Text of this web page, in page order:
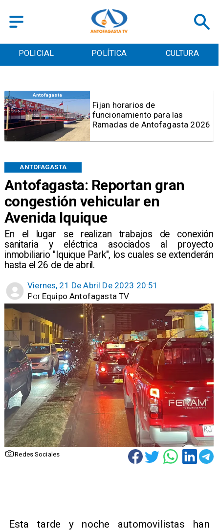
POLICIAL POLÍTICA CULTURA
Antofagasta: Reportan gran
congestión vehicular en
Avenida Iquique
En el lugar se realizan trabajos de conexión
sanitaria y eléctrica asociados al proyecto
inmobiliario "Iquique Park", los cuales se extenderán
hasta el 26 de de abril.
ANTOFAGASTA
Viernes, 21 De Abril De 2023 20:51
Equipo Antofagasta TV
Por
Redes Sociales
Antofagasta
Fijan horarios de
funcionamiento para las
Ramadas de Antofagasta 2026
Esta tarde y noche automovilistas han